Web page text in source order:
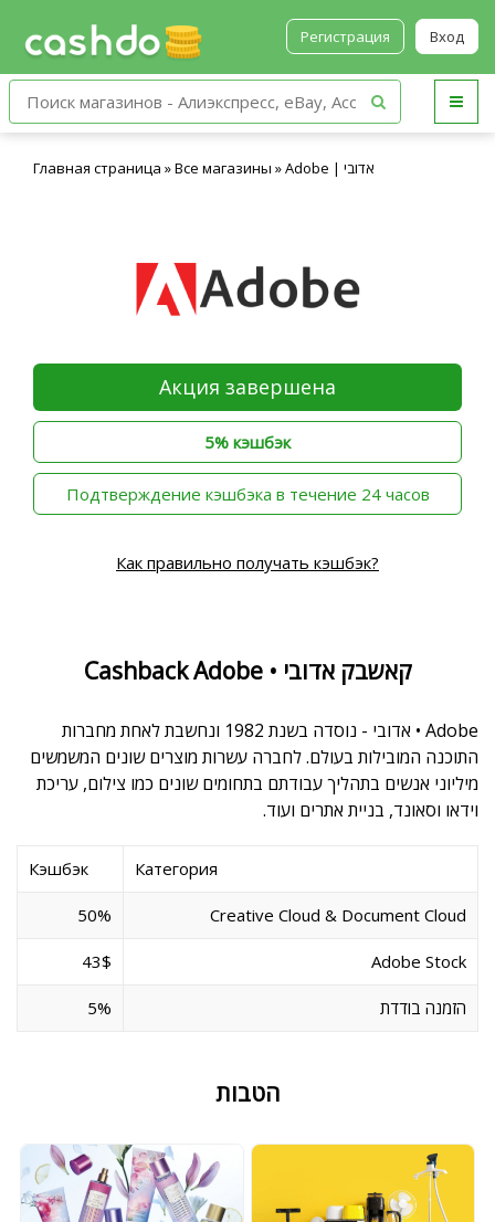
Регистрация Вход
Главная страница »Все магазины » Adobe | אדובי
Акция завершена
5% кэшбэк
‫Подтверждение кэшбэка в течение 24 часов
Как правильно получать кэшбэк?
Cashback Adobe • קאשבק אדובי
Adobe • אדובי - נוסדה בשנת 1982 ונחשבת לאחת מחברות
התוכנה המובילות בעולם. לחברה עשרות מוצרים שונים המשמשים
מיליוני אנשים בתהליך עבודתם בתחומים שונים כמו צילום, עריכת
וידאו וסאונד, בניית אתרים ועוד.
Категория
Кэшбэк
Creative Cloud & Document Cloud
50%
Adobe Stock
43$
הזמנה בודדת 5%
הטבות